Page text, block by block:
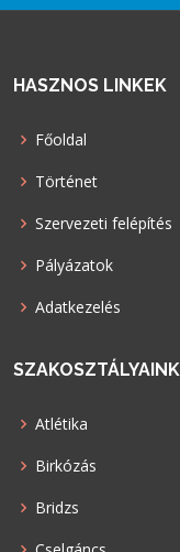
HASZNOS LINKEK
Főoldal
Történet
Szervezeti felépítés
Pályázatok
Adatkezelés
SZAKOSZTÁLYAINK
Atlétika
Birkózás
Bridzs